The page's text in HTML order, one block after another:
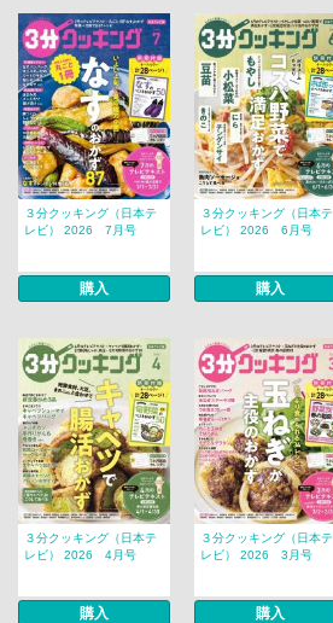
３分クッキング（日本テ
レビ） 2026 7月号
購入
３分クッキング（日本テ
レビ） 2026 6月号
購入
３分クッキング（日本テ
レビ） 2026 4月号
購入
３分クッキング（日本テ
レビ） 2026 3月号
購入